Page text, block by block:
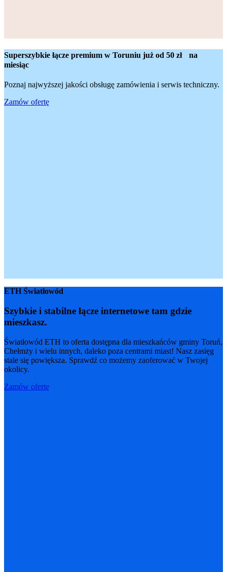
Superszybkie łącze premium w Toruniu już od 50 zł na
miesiąc
Poznaj najwyższej jakości obsługę zamówienia i serwis techniczny.
Zamów ofertę
ETH Światłowód
Szybkie i stabilne łącze internetowe tam gdzie
mieszkasz.
Światłowód ETH to oferta dostępna dla mieszkańców gminy Toruń,
Chełmży i wielu innych, daleko poza centrami miast! Nasz zasięg
stale się powiększa. Sprawdź co możemy zaoferować w Twojej
okolicy.
Zamów ofertę